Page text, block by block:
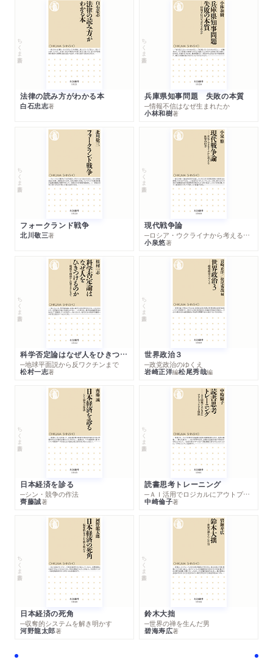
ちくま新書
法律の読み方がわかる本
白石忠志著
ちくま新書
兵庫県知事問題 失敗の本質
─情報不信はなぜ生まれたか
小林和樹著
ちくま新書
フォークランド戦争
北川敬三著
ちくま新書
現代戦争論
─ロシア・ウクライナから考える世界の行方
小泉悠著
ちくま新書
科学否定論はなぜ人をひきつけるのか
─地球平面説から反ワクチンまで
松村一志著
ちくま新書
世界政治３
─政党政治のゆくえ
岩崎正洋編松尾秀哉編
ちくま新書
日本経済を診る
─シン・競争の作法
齊藤誠著
ちくま新書
読書思考トレーニング
─ＡＩ活用でロジカルにアウトプットする技法
中崎倫子著
ちくま新書
日本経済の死角
─収奪的システムを解き明かす
河野龍太郎著
ちくま新書
鈴木大拙
─世界の禅を生んだ男
碧海寿広著